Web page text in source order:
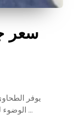
سعر
يوفر
الوضوء لكبار السن بأفضل الأسعار وتجربة ...